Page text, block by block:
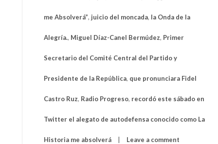
aniversario
La
me
me Absolverá”, juicio del moncada, la Onda de la
Alegría., Miguel Díaz-Canel Bermúdez, Primer
Secretario del Comité Central del Partido y
Presidente de la República, que pronunciara Fidel
Castro Ruz, Radio Progreso, recordó este sábado en
Twitter el alegato de autodefensa conocido como La
Historia me absolverá Leave a comment